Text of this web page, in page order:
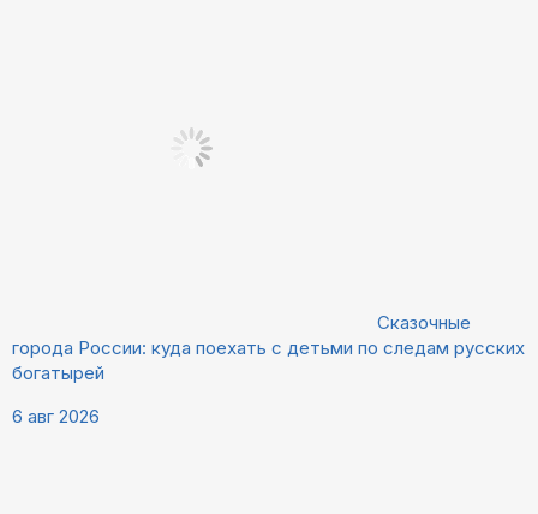
Сказочные
города России: куда поехать с детьми по следам русских
богатырей
6 авг 2026